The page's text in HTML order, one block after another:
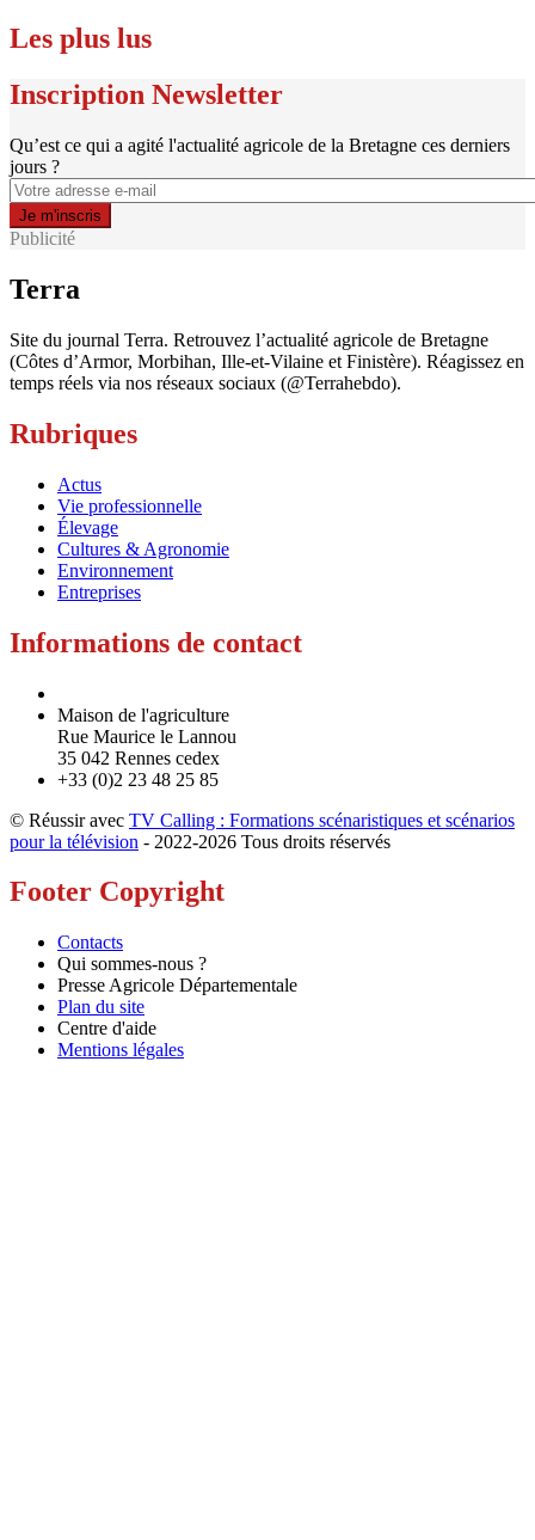
Les plus lus
Inscription Newsletter
Qu’est ce qui a agité l'actualité agricole de la Bretagne ces derniers
jours ?
Publicité
Terra
Site du journal Terra. Retrouvez l’actualité agricole de Bretagne
(Côtes d’Armor, Morbihan, Ille-et-Vilaine et Finistère). Réagissez en
temps réels via nos réseaux sociaux (@Terrahebdo).
Rubriques
Actus
Vie professionnelle
Élevage
Cultures & Agronomie
Environnement
Entreprises
Informations de contact
Maison de l'agriculture
Rue Maurice le Lannou
35 042 Rennes cedex
+33 (0)2 23 48 25 85
© Réussir avec TV Calling : Formations scénaristiques et scénarios
pour la télévision - 2022-2026 Tous droits réservés
Footer Copyright
Contacts
Qui sommes-nous ?
Presse Agricole Départementale
Plan du site
Centre d'aide
Mentions légales